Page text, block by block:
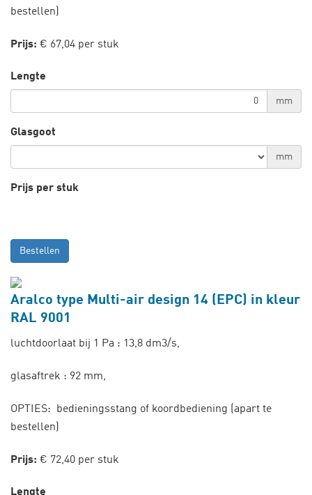
bestellen)
Prijs: € 67,04 per stuk
Lengte
mm
Glasgoot
mm
Prijs per stuk
Bestellen
Aralco type Multi-air design 14 (EPC) in kleur
RAL 9001
luchtdoorlaat bij 1 Pa : 13,8 dm3/s,
glasaftrek : 92 mm,
OPTIES: bedieningsstang of koordbediening (apart te
bestellen)
Prijs: € 72,40 per stuk
Lengte